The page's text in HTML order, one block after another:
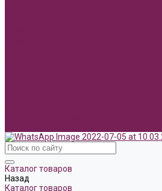
Каталог товаров
Назад
Каталог товаров